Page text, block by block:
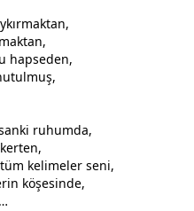
hapseden,
ruhumda,
kelimeler seni,
köşesinde,